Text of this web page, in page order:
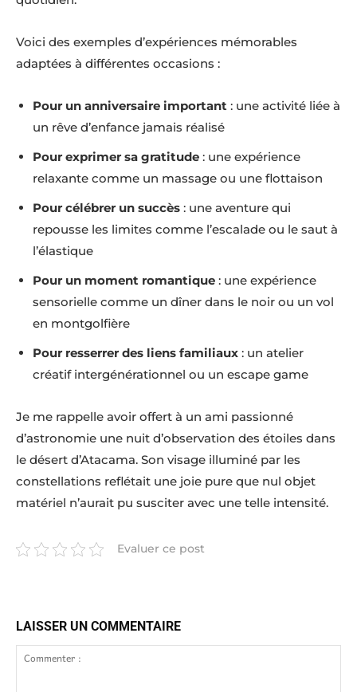
Voici des exemples d’expériences mémorables
adaptées à différentes occasions :
Pour un anniversaire important : une activité liée à
un rêve d’enfance jamais réalisé
Pour exprimer sa gratitude : une expérience
relaxante comme un massage ou une flottaison
Pour célébrer un succès : une aventure qui
repousse les limites comme l’escalade ou le saut à
l’élastique
Pour un moment romantique : une expérience
sensorielle comme un dîner dans le noir ou un vol
en montgolfière
Pour resserrer des liens familiaux : un atelier
créatif intergénérationnel ou un escape game
Je me rappelle avoir offert à un ami passionné
d’astronomie une nuit d’observation des étoiles dans
le désert d’Atacama. Son visage illuminé par les
constellations reflétait une joie pure que nul objet
matériel n’aurait pu susciter avec une telle intensité.
Evaluer ce post
LAISSER UN COMMENTAIRE